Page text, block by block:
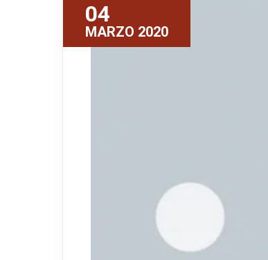
04
MARZO 2020